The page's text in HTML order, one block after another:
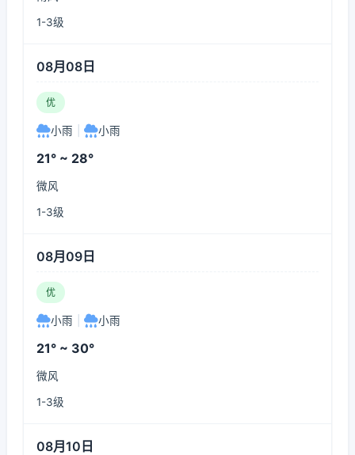
1-3级
08月08日
优
小雨 小雨
21° ~ 28°
微风
1-3级
08月09日
优
小雨 小雨
21° ~ 30°
微风
1-3级
08月10日